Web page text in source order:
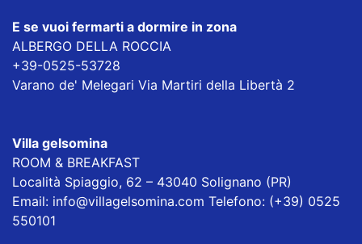
E se vuoi fermarti a dormire in zona
ALBERGO DELLA ROCCIA
+39-0525-53728
Varano de' Melegari Via Martiri della Libertà 2
Villa gelsomina
ROOM & BREAKFAST
Località Spiaggio, 62 – 43040 Solignano (PR)
Email: info@villagelsomina.com Telefono: (+39) 0525
550101